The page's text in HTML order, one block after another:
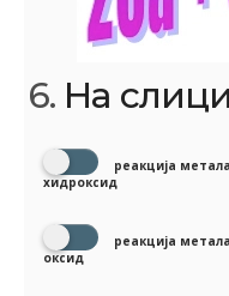
6. На
реакција
хидроксид
реакција
оксид